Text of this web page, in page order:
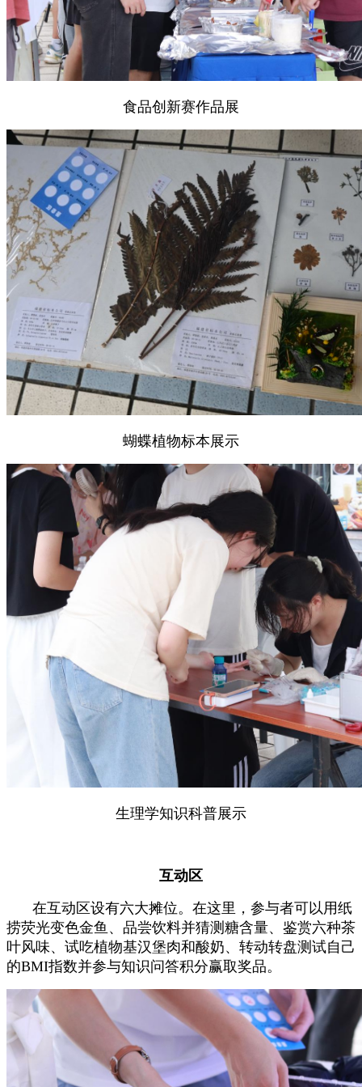
食品创新赛作品展
蝴蝶植物标本展示
生理学知识科普展示
互动区
在互动区设有六大摊位。在这里，参与者可以用纸
捞荧光变色金鱼、品尝饮料并猜测糖含量、鉴赏六种茶
叶风味、试吃植物基汉堡肉和酸奶、转动转盘测试自己
的BMI指数并参与知识问答积分赢取奖品。